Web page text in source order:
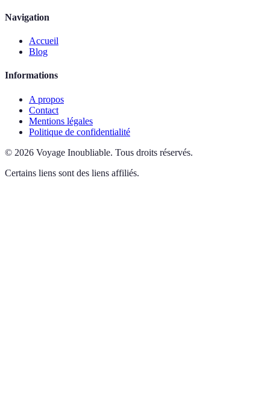
Navigation
Accueil
Blog
Informations
A propos
Contact
Mentions légales
Politique de confidentialité
© 2026 Voyage Inoubliable. Tous droits réservés.
Certains liens sont des liens affiliés.